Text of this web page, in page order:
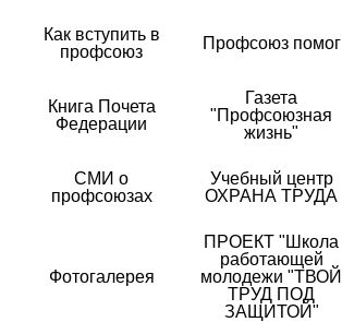
Как вступить в
профсоюз
Профсоюз помог
Книга Почета
Федерации
Газета
"Профсоюзная
жизнь"
СМИ о
профсоюзах
Учебный центр
ОХРАНА ТРУДА
Фотогалерея
ПРОЕКТ "Школа
работающей
молодежи "ТВОЙ
ТРУД ПОД
ЗАЩИТОЙ"